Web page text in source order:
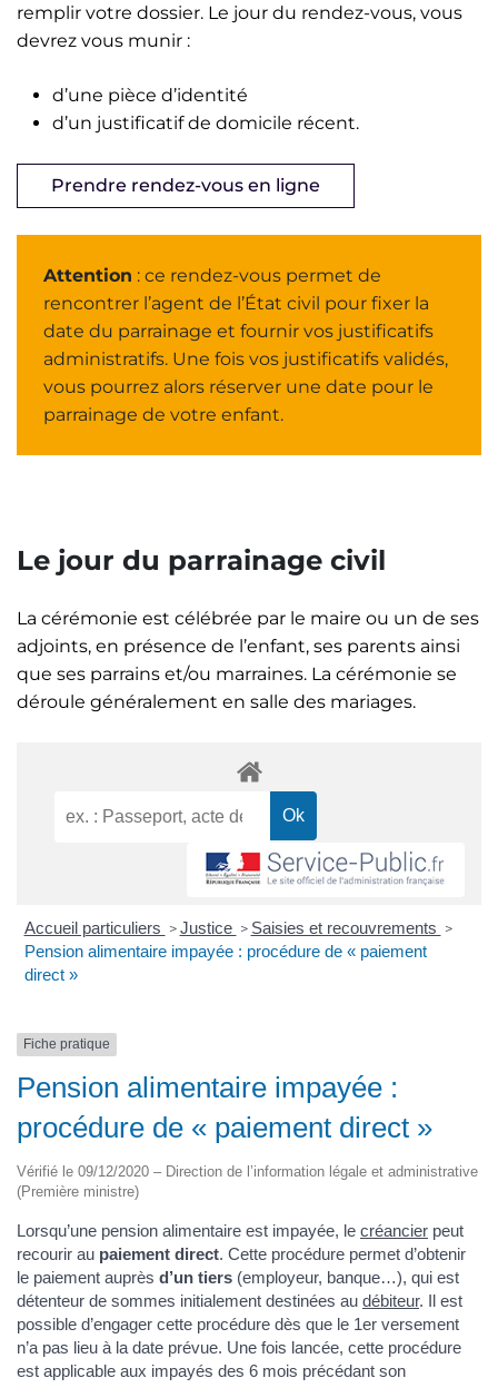
remplir votre dossier. Le jour du rendez-vous, vous
devrez vous munir :
d’une pièce d’identité
d’un justificatif de domicile récent.
Prendre rendez-vous en ligne
Attention : ce rendez-vous permet de
rencontrer l’agent de l’État civil pour fixer la
date du parrainage et fournir vos justificatifs
administratifs. Une fois vos justificatifs validés,
vous pourrez alors réserver une date pour le
parrainage de votre enfant.
Le jour du parrainage civil
La cérémonie est célébrée par le maire ou un de ses
adjoints, en présence de l’enfant, ses parents ainsi
que ses parrains et/ou marraines. La cérémonie se
déroule généralement en salle des mariages.
Accueil particuliers > Justice > Saisies et recouvrements >
Pension alimentaire impayée : procédure de « paiement
direct »
Fiche pratique
Pension alimentaire impayée :
procédure de « paiement direct »
Vérifié le 09/12/2020 – Direction de l’information légale et administrative
(Première ministre)
Lorsqu’une pension alimentaire est impayée, le créancier peut
recourir au paiement direct. Cette procédure permet d’obtenir
le paiement auprès d’un tiers (employeur, banque…), qui est
détenteur de sommes initialement destinées au débiteur. Il est
possible d’engager cette procédure dès que le 1er versement
n’a pas lieu à la date prévue. Une fois lancée, cette procédure
est applicable aux impayés des 6 mois précédant son